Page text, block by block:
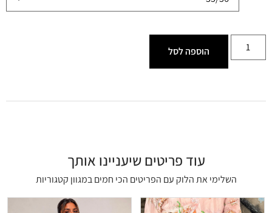
הוספה לסל
עוד פריטים שיעניינו אותך
השלימי את הלוק עם הפריטים הכי חמים במגוון קטגוריות